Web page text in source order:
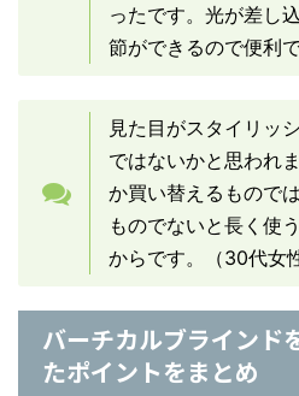
ったです。光が差し
節ができるので便利
見た目がスタイリッ
ではないかと思われ
か買い替えるもので
ものでないと長く使
からです。（30代女
バーチカルブラインド
たポイントをまとめ